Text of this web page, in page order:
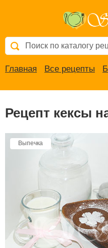
Главная Все рецепты
Рецепт кексы
Выпечка